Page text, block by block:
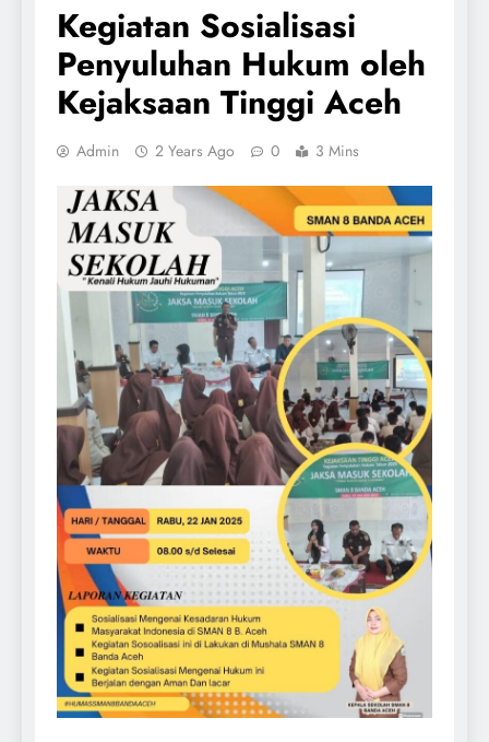
Kegiatan Sosialisasi
Penyuluhan Hukum oleh
Kejaksaan Tinggi Aceh
Admin 2 Years Ago 0 3 Mins